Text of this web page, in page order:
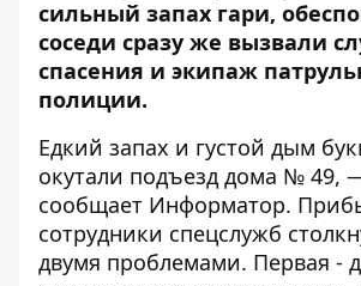
сильный запах гари,
соседи сразу же вызвали
спасения и экипаж
полиции.
Едкий запах и густой дым
окутали подъезд дома № 49,
сообщает Информатор.
сотрудники спецслужб
двумя проблемами. Первая -